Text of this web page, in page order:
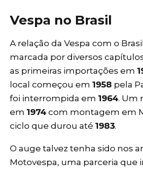
Vespa no Brasil
A relação da Vespa com o
marcada por diversos
as primeiras importações em
local começou em 1958 pela
foi interrompida em 1964. Um
em 1974 com montagem em
ciclo que durou até 1983.
O auge talvez tenha sido nos
Motovespa, uma parceria que